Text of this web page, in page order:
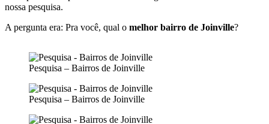
nossa pesquisa.
A pergunta era: Pra você, qual o melhor bairro de Joinville?
Pesquisa – Bairros de Joinville
Pesquisa – Bairros de Joinville